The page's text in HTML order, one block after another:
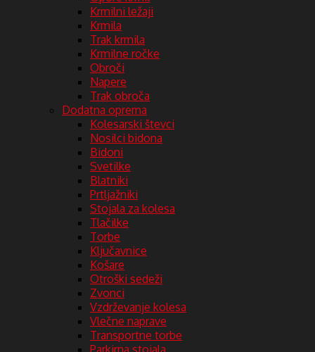
Krmilni ležaji
Krmila
Trak krmila
Krmilne ročke
Obroči
Napere
Trak obroča
Dodatna oprema
Kolesarski števci
Nosilci bidona
Bidoni
Svetilke
Blatniki
Prtljažniki
Stojala za kolesa
Tlačilke
Torbe
Ključavnice
Košare
Otroški sedeži
Zvonci
Vzdrževanje kolesa
Vlečne naprave
Transportne torbe
Parkirna stojala